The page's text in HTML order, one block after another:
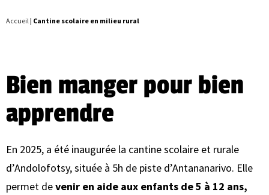
Accueil| Cantine scolaire en milieu rural
Bien manger pour bien
apprendre
En 2025, a été inaugurée la cantine scolaire et rurale
d’Andolofotsy, située à 5h de piste d’Antananarivo. Elle
permet devenir en aide aux enfants de 5 à 12 ans,